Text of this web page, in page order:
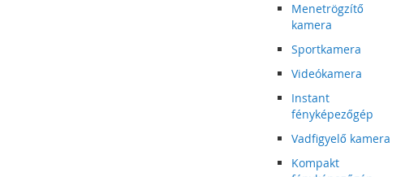
Menetrögzítő
kamera
Sportkamera
Videókamera
Instant
fényképezőgép
Vadfigyelő kamera
Kompakt